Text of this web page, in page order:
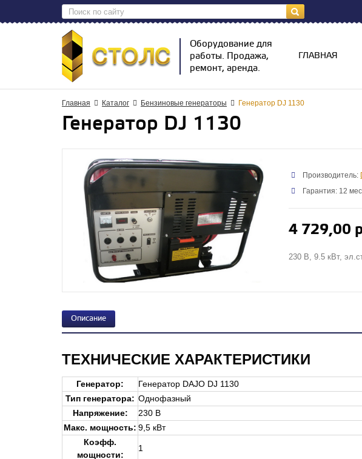
Оборудование для
работы. Продажа,
ремонт, аренда.
ГЛАВНАЯ
Главная Каталог Бензиновые генераторы Генератор DJ 1130
Генератор DJ 1130
Производитель:
Гарантия: 12
4 729,00
230 В, 9.5 кВт,
Описание
ТЕХНИЧЕСКИЕ ХАРАКТЕРИСТИКИ
Генератор:
Генератор DAJO DJ 1130
Тип генератора: Однофазный
Напряжение:
230 В
Макс. мощность: 9,5 кВт
Коэфф.
мощности:
1